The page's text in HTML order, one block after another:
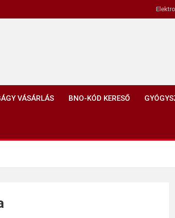
VÁSÁRLÁS BNO-KÓD KERESŐ